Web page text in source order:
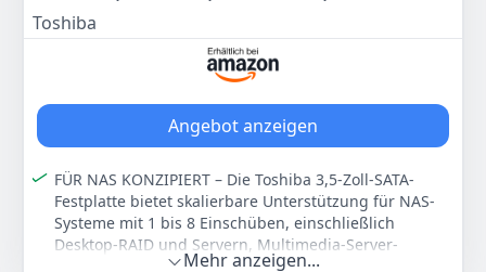
Anzeigen
8 Baysysteme, 128MB Cache, 180TB/Jahr
Arbeitslast, 3 Jahre Garantie (HDEX01QZNA51F).
Toshiba
Angebot anzeigen
FÜR NAS KONZIPIERT – Die Toshiba 3,5-Zoll-SATA-
Festplatte bietet skalierbare Unterstützung für NAS-
Systeme mit 1 bis 8 Einschüben, einschließlich
Desktop-RAID und Servern, Multimedia-Server-
Speicher, privatem Cloud-Speicher, Server-Speicher
Mehr anzeigen...